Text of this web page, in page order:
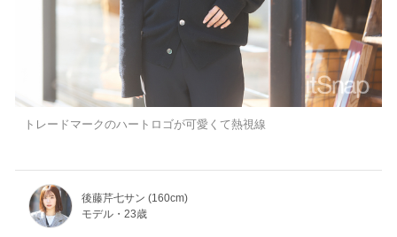
トレードマークのハートロゴが可愛くて熱視線
後藤芹七サン (160cm)
モデル・23歳